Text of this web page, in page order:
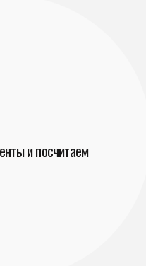
и посчитаем